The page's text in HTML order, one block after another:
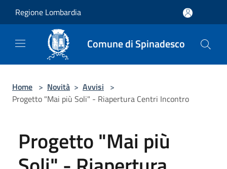
Regione Lombardia
Comune di Spinadesco
Home > Novità > Avvisi >
Progetto "Mai più Soli" - Riapertura Centri Incontro
Progetto "Mai più